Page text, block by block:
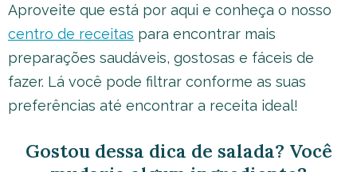
Aproveite que está por aqui e conheça o nosso
centro de receitas para encontrar mais
preparações saudáveis, gostosas e fáceis de
fazer. Lá você pode filtrar conforme as suas
preferências até encontrar a receita ideal!
Gostou dessa dica de salada? Você